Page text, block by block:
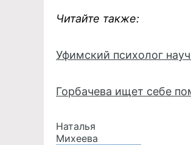
Читайте также:
Уфимский психолог
Горбачева ищет себе
Наталья
Михеева